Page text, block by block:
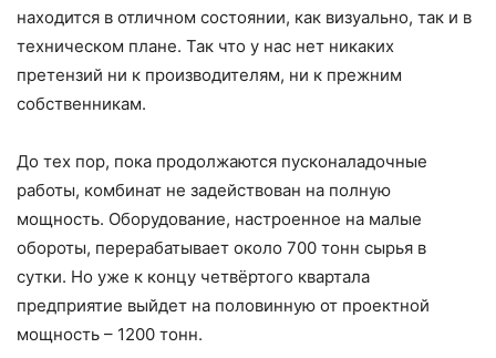
находится в отличном состоянии, как визуально, так и в
техническом плане. Так что у нас нет никаких
претензий ни к производителям, ни к прежним
собственникам.
До тех пор, пока продолжаются пусконаладочные
работы, комбинат не задействован на полную
мощность. Оборудование, настроенное на малые
обороты, перерабатывает около 700 тонн сырья в
сутки. Но уже к концу четвёртого квартала
предприятие выйдет на половинную от проектной
мощность – ​1200 тонн.